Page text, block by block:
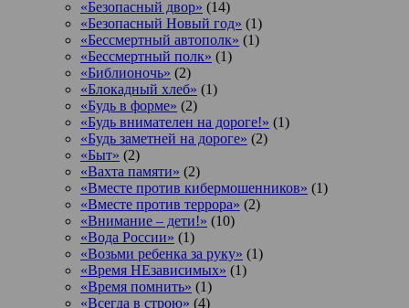
«Безопасный двор» (14)
«Безопасный Новый год» (1)
«Бессмертный автополк» (1)
«Бессмертный полк» (1)
«Библионочь» (2)
«Блокадный хлеб» (1)
«Будь в форме» (2)
«Будь внимателен на дороге!» (1)
«Будь заметней на дороге» (2)
«Быт» (2)
«Вахта памяти» (2)
«Вместе против кибермошенников» (1)
«Вместе против террора» (2)
«Внимание – дети!» (10)
«Вода России» (1)
«Возьми ребенка за руку» (1)
«Время НЕзависимых» (1)
«Время помнить» (1)
«Всегда в строю» (4)